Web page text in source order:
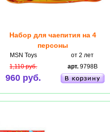
Набор для чаепития на 4
персоны
MSN Toys
от 2 лет
1,110 руб.
960 руб.
арт.9798B